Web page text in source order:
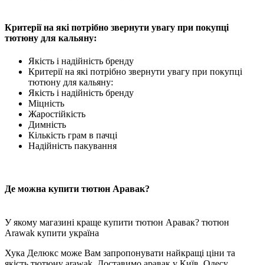
Критерії на які потрібно звернути увагу при покупці
тютюну для кальяну:
Якість і надійність бренду
Критерії на які потрібно звернути увагу при покупці
тютюну для кальяну:
Якість і надійність бренду
Міцність
Жаростійкість
Димність
Кількість грам в пачці
Надійність пакування
Де можна купити тютюн Аравак?
У якому магазині краще купити тютюн Аравак? тютюн
Arawak купити україна
Хука Делюкс може Вам запропонувати найкращі ціни та